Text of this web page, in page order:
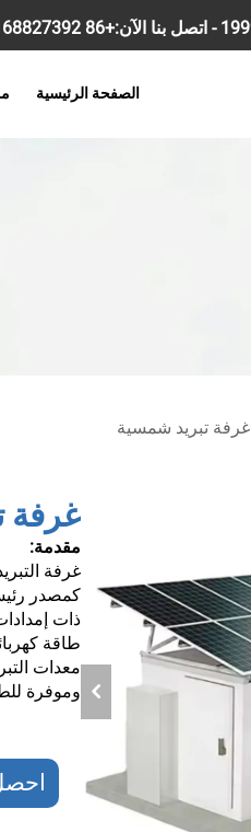
+86 18168827392
الصفحة الرئيسية
غرفة تبريد شمسية
غرفة
مقدمة:
غرفة
كمصدر
ذات
طاقة
معدات
وموفرة